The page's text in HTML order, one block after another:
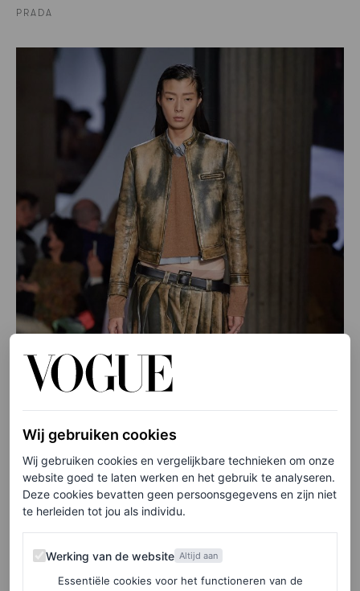
PRADA
MIU MIU
Wij gebruiken cookies
Wij gebruiken cookies en vergelijkbare technieken om onze
website goed te laten werken en het gebruik te analyseren.
Deze cookies bevatten geen persoonsgegevens en zijn niet
te herleiden tot jou als individu.
Werking van de website
Werking van de website Altijd aan
Essentiële cookies voor het functioneren van de